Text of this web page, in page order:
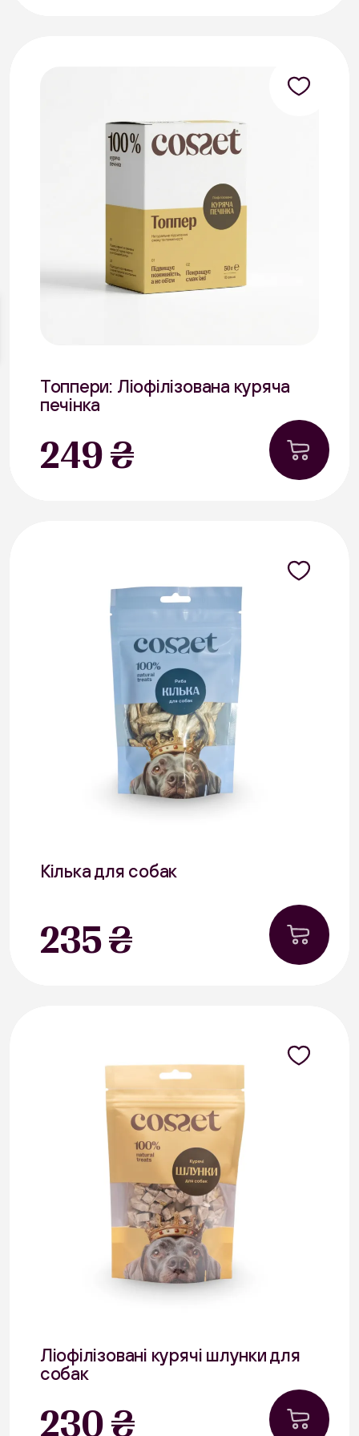
Топпери: Ліофілізована куряча
печінка
249 ₴
Курятина В наявності
Кілька для собак
235 ₴
Риба В наявності
Ліофілізовані курячі шлунки для
собак
230 ₴